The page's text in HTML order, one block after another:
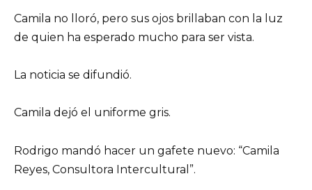
Camila no lloró, pero sus ojos brillaban con la luz
de quien ha esperado mucho para ser vista.
La noticia se difundió.
Camila dejó el uniforme gris.
Rodrigo mandó hacer un gafete nuevo: “Camila
Reyes, Consultora Intercultural”.